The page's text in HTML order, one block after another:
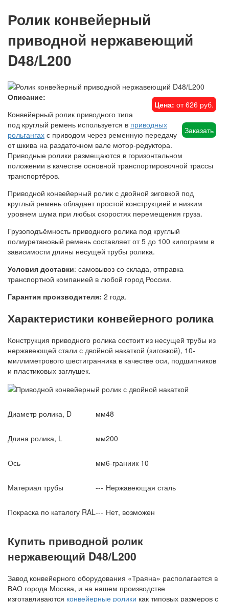
Ролик конвейерный
приводной нержавеющий
D48/L200
Цена: от 626 руб.
Заказать
Описание:
Конвейерный ролик приводного типа
под круглый ремень используется в приводных
рольгангах с приводом через ременную передачу
от шкива на раздаточном вале мотор-редуктора.
Приводные ролики размещаются в горизонтальном
положении в качестве основной транспортировочной трассы
транспортёров.
Приводной конвейерный ролик с двойной зиговкой под
круглый ремень обладает простой конструкцией и низким
уровнем шума при любых скоростях перемещения груза.
Грузоподъёмность приводного ролика под круглый
полиуретановый ремень составляет от 5 до 100 килограмм в
зависимости длины несущей трубы ролика.
Условия доставки: самовывоз со склада, отправка
транспортной компанией в любой город России.
Гарантия производителя: 2 года.
Характеристики конвейерного ролика
Конструкция приводного ролика состоит из несущей трубы из
нержавеющей стали с двойной накаткой (зиговкой), 10-
миллиметрового шестигранника в качестве оси, подшипников
и пластиковых заглушек.
Диаметр ролика, D мм48
Длина ролика, L мм200
Ось мм6-граниик 10
Материал трубы --- Нержавеющая сталь
Покраска по каталогу RAL--- Нет, возможен
Купить приводной ролик
нержавеющий D48/L200
Завод конвейерного оборудования «Траяна» располагается в
ВАО города Москва, и на нашем производстве
изготавливаются конвейерные ролики как типовых размеров с